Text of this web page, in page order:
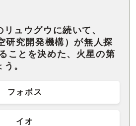
リュウグウに続いて、
研究開発機構）が無人探
ことを決めた、火星の第
。
フォボス
イオ